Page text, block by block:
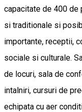
capacitate de 400 de
si traditionale si
importante, receptii,
sociale si culturale.
de locuri, sala de
intalniri, cursuri de
echipata cu aer